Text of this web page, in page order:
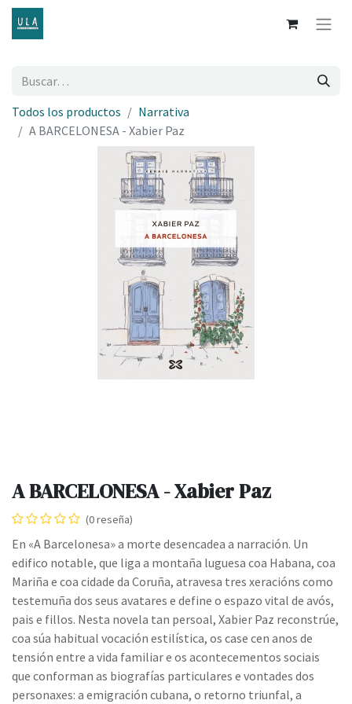
Todos los productos
Narrativa
A BARCELONESA - Xabier Paz
A BARCELONESA - Xabier Paz
(0 reseña)
En «A Barcelonesa» a morte desencadea a narración. Un
edifico notable, que liga a montaña luguesa coa Habana, coa
Mariña e coa cidade da Coruña, atravesa tres xeracións como
testemuña dos seus avatares e define o espazo vital de avós,
pais e fillos. Nesta novela tan persoal, Xabier Paz reconstrúe,
coa súa habitual vocación estilística, os case cen anos de
tensión entre a vida familiar e os acontecementos sociais
que conforman as biografías particulares e vontades dos
personaxes: a emigración cubana, o retorno triunfal, a